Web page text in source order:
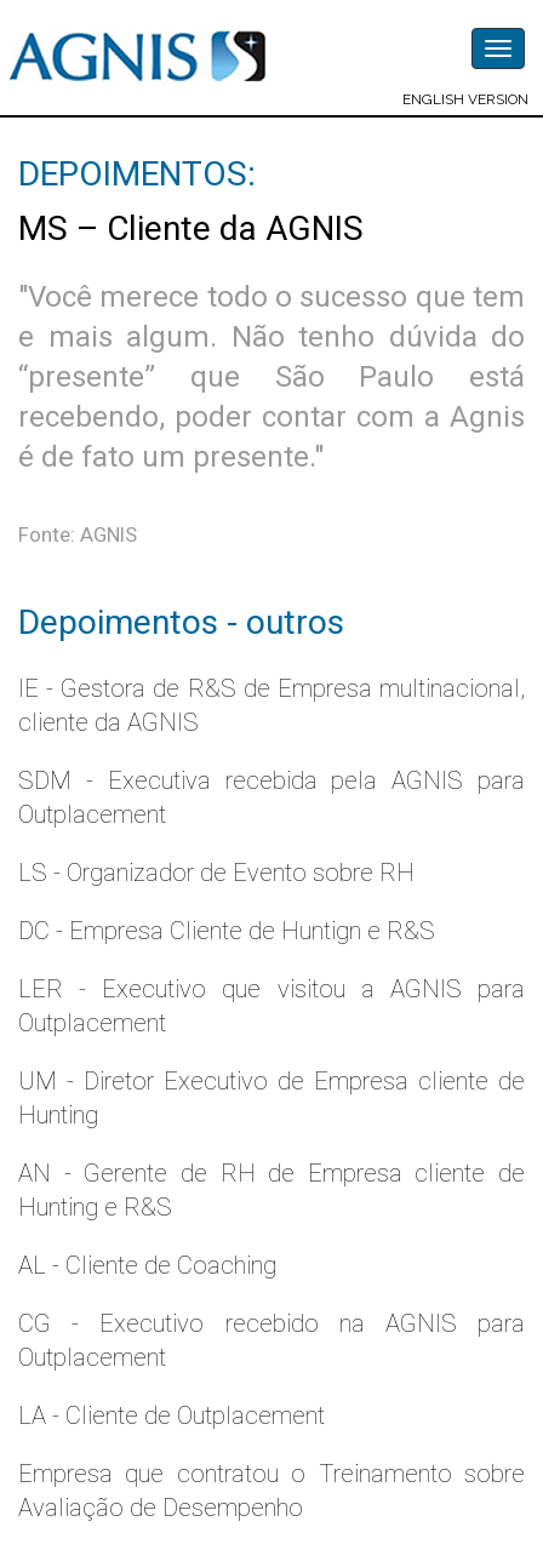
ENGLISH VERSION
DEPOIMENTOS:
MS – Cliente da AGNIS
"Você merece todo o sucesso que tem
e mais algum. Não tenho dúvida do
“presente” que São Paulo está
recebendo, poder contar com a Agnis
é de fato um presente."
Fonte: AGNIS
Depoimentos - outros
IE - Gestora de R&S de Empresa multinacional,
cliente da AGNIS
SDM - Executiva recebida pela AGNIS para
Outplacement
LS - Organizador de Evento sobre RH
DC - Empresa Cliente de Huntign e R&S
LER - Executivo que visitou a AGNIS para
Outplacement
UM - Diretor Executivo de Empresa cliente de
Hunting
AN - Gerente de RH de Empresa cliente de
Hunting e R&S
AL - Cliente de Coaching
CG - Executivo recebido na AGNIS para
Outplacement
LA - Cliente de Outplacement
Empresa que contratou o Treinamento sobre
Avaliação de Desempenho